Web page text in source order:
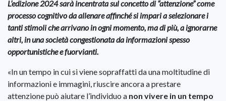
L’edizione 2024 sarà incentrata sul concetto di “attenzione” come
processo cognitivo da allenare affinché si impari a selezionare i
tanti stimoli che arrivano in ogni momento, ma di più, a ignorarne
altri, in una società congestionata da informazioni spesso
opportunistiche e fuorvianti.
«In un tempo in cui si viene sopraffatti da una moltitudine di
informazioni e immagini, riuscire ancora a prestare
attenzione può aiutare l’individuo a non vivere in un tempo